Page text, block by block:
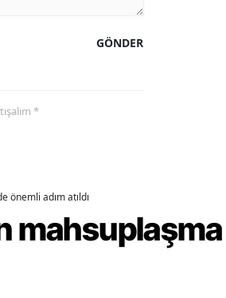
GÖNDER
*
önemli adım atıldı